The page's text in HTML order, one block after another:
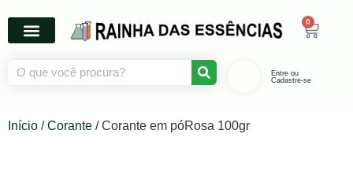
0
Entre ou
Cadastre-se
Início /Corante / Corante em póRosa 100gr